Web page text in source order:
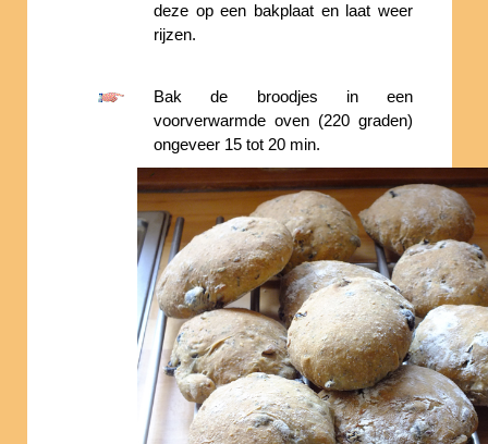
deze op een bakplaat en laat weer
rijzen.
Bak de broodjes in een
voorverwarmde oven (220 graden)
ongeveer 15 tot 20 min.